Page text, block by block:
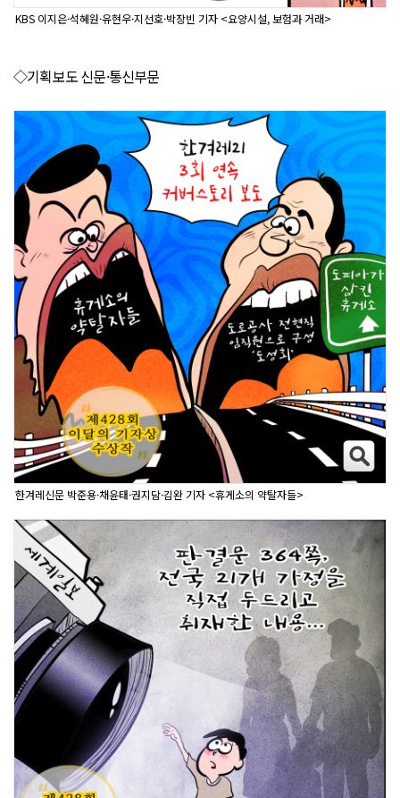
KBS 이지은·석혜원·유현우·지선호·박장빈 기자 <요양시설, 보험과 거래>
◇기획보도 신문·통신부문
한겨레신문 박준용·채윤태·권지담·김완 기자 <휴게소의 약탈자들>